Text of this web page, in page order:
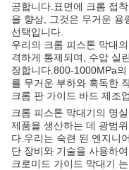
공합니다.표면에 크롬 접
을 향상, 그것은 무거운 용
선택입니다.
우리의 크롬 피스톤 막대
격하게 통제되며, 수압 실
장합니다.800-1000MPa
를 무거운 부하와 혹독한
크롬 판 가이드 바드 제조
크롬 피스톤 막대기의 명
제품을 생산하는 데 광범
다.우리는 숙련 된 엔지니
단 장비와 기술을 사용하
크로미드 가이드 막대기